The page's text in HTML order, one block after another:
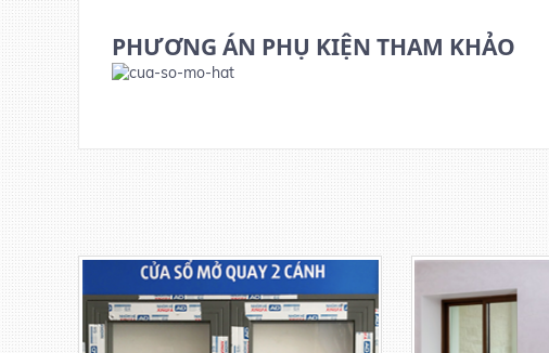
PHƯƠNG ÁN PHỤ KIỆN THAM KHẢO